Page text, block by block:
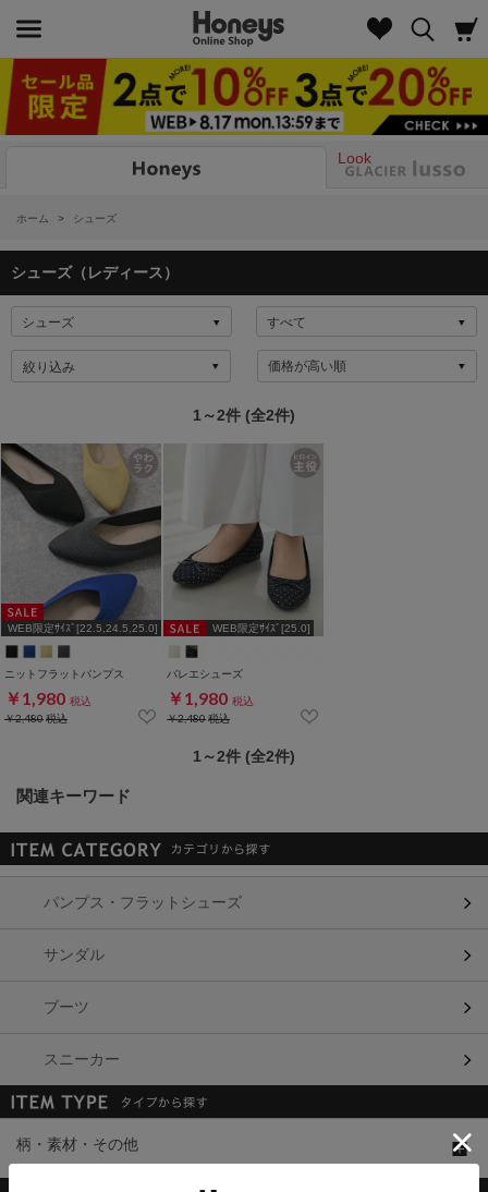
Look
ホーム > シューズ
シューズ（レディース）
絞り込み
1～2件 (全2件)
WEB限定ｻｲｽﾞ[22.5,24.5,25.0]
ニットフラットパンプス
￥1,980 税込
￥2,480税込
WEB限定ｻｲｽﾞ[25.0]
バレエシューズ
￥1,980 税込
￥2,480税込
1～2件 (全2件)
関連キーワード
パンプス・フラットシューズ
サンダル
ブーツ
スニーカー
柄・素材・その他